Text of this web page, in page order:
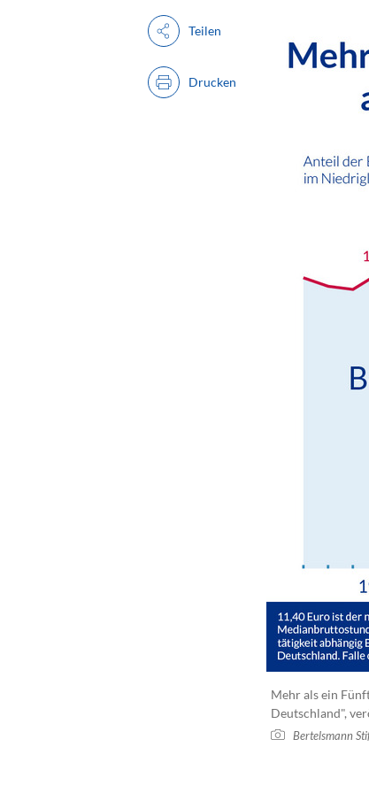
Teilen
Drucken
Mehr als ein
Deutschland",
Bertelsmann